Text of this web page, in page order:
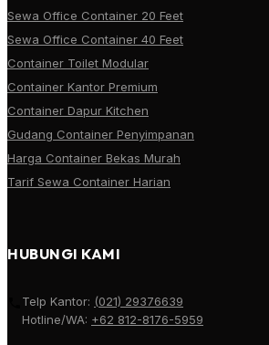
Sewa Office Container 20 Feet
Sewa Office Container 40 Feet
Container Toilet Modular
Container Kantor Premium
Container Dapur Kitchen
Gudang Container Penyimpanan
Harga Container Bekas Murah
Tarif Sewa Container Harian
HUBUNGI KAMI
Telp Kantor: (021) 29376639
Hotline/WA: +62 812-8176-5959